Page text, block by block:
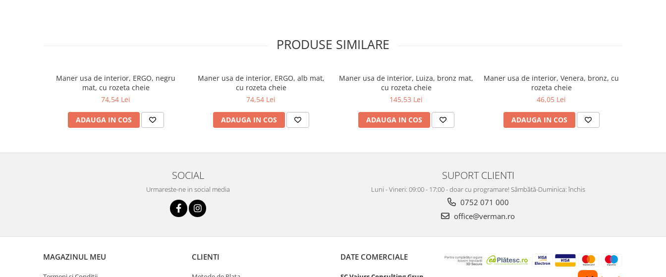
PRODUSE SIMILARE
Maner usa de interior, ERGO, negru
mat, cu rozeta cheie
74,54 Lei
ADAUGA IN COS
Maner usa de interior, ERGO, alb mat,
cu rozeta cheie
74,54 Lei
ADAUGA IN COS
Maner usa de interior, Luiza, bronz mat,
cu rozeta cheie
145,53 Lei
ADAUGA IN COS
Maner usa de interior, Venera, bronz, cu
rozeta cheie
46,05 Lei
ADAUGA IN COS
SOCIAL
Urmareste-ne in social media
SUPORT CLIENTI
Luni - Vineri: 09:00 - 17:00 - doar cu programare! Sâmbătă-Duminica: închis
0752 071 000
office@verman.ro
MAGAZINUL MEU CLIENTI DATE COMERCIALE